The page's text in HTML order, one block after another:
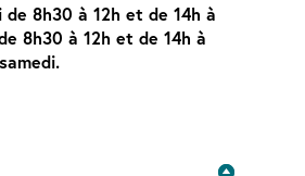
8h30 à 12h et de 14h à
8h30 à 12h et de 14h à